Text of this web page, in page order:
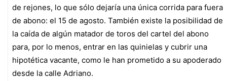
de rejones, lo que sólo dejaría una única corrida para fuera
de abono: el 15 de agosto. También existe la posibilidad de
la caída de algún matador de toros del cartel del abono
para, por lo menos, entrar en las quinielas y cubrir una
hipotética vacante, como le han prometido a su apoderado
desde la calle Adriano.